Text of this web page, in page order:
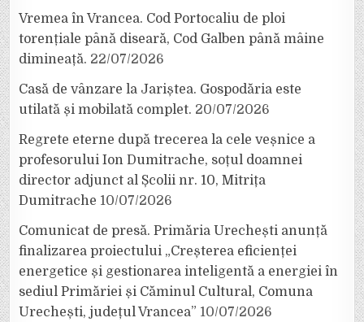
Vremea în Vrancea. Cod Portocaliu de ploi
torențiale până diseară, Cod Galben până mâine
dimineață. 22/07/2026
Casă de vânzare la Jariștea. Gospodăria este
utilată și mobilată complet. 20/07/2026
Regrete eterne după trecerea la cele veșnice a
profesorului Ion Dumitrache, soțul doamnei
director adjunct al Școlii nr. 10, Mitrița
Dumitrache 10/07/2026
Comunicat de presă. Primăria Urechești anunță
finalizarea proiectului „Creșterea eficienței
energetice și gestionarea inteligentă a energiei în
sediul Primăriei și Căminul Cultural, Comuna
Urechești, județul Vrancea” 10/07/2026